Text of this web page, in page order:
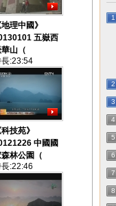
地理中國》
五嶽西
山（
長:23:54
科技苑》
中國國
林公園（
:22:46
1
2
3
4
5
6
7
8